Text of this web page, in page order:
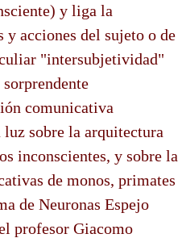
y liga la
acciones del sujeto o de
"intersubjetividad"
comunicativa
luz sobre la arquitectura
inconscientes, y sobre la
de monos, primates
de Neuronas Espejo
profesor Giacomo